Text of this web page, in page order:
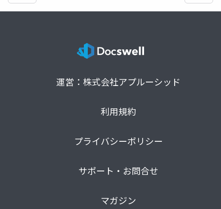
運営：株式会社アプルーシッド
利用規約
プライバシーポリシー
サポート・お問合せ
マガジン